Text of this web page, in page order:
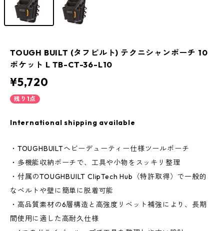
TOUGH BUILT (タフビルト) テクニシャンポーチ 10
ポケット L TB-CT-36-L10
¥5,720
残り1点
International shipping available
・TOUGHBUILTヘビーデューティー仕様ツールポーチ
・多機能収納ポーチで、工具や小物をスッキリ整理
・付属のTOUGHBUILT ClipTech Hub（特許取得）で一般的
なベルトや壁に簡単に脱着可能
・高品質素材の6層構造と高強度リベット補強により、長期
間使用に適した高耐久仕様